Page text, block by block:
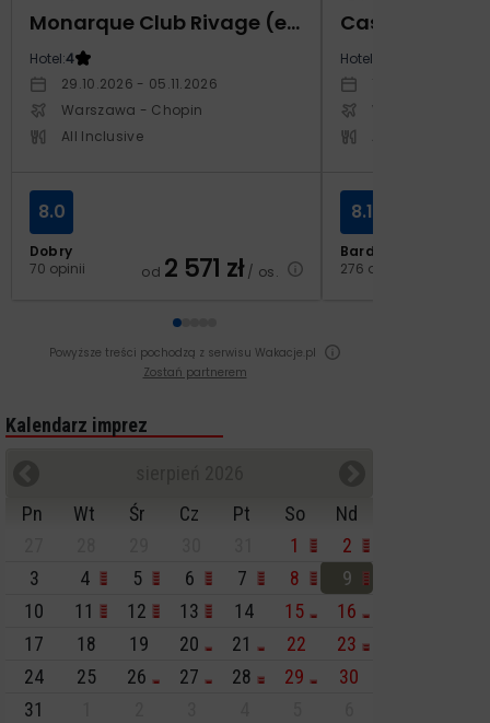
Monarque Club Rivage (ex Calimera)
Hotel:4
29.10.2026 - 05.11.2026
Warszawa - Chopin
All Inclusive
Dobry
70 opinii
8.0
od 2 571 zł/ os.
Hotel:
Warszawa -
Bardzo dobry
276 opinii
8.1
Powyższe treści pochodzą z serwisu Wakacje.pl
Zostań partnerem
Kalendarz imprez
Pn
Wt Śr Cz Pt So
Nd
1
2
3
4 5 6 7 8
9
10
11 12 13 14 15
16
17
18 19 20 21 22
23
24
25 26 27 28 29
30
31